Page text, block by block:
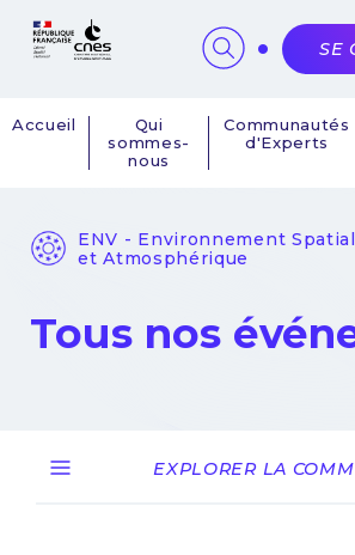
Navigation
Accueil
Qui
sommes-
nous
Communautés
d'Experts
SE
ENV - Environnement Spatial
et Atmosphérique
Tous nos
EXPLORER LA